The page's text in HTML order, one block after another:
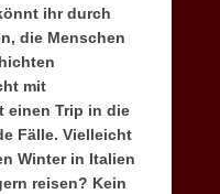
ihr durch
die Menschen
mit
einen Trip in die
Fälle. Vielleicht
Winter in Italien
reisen? Kein